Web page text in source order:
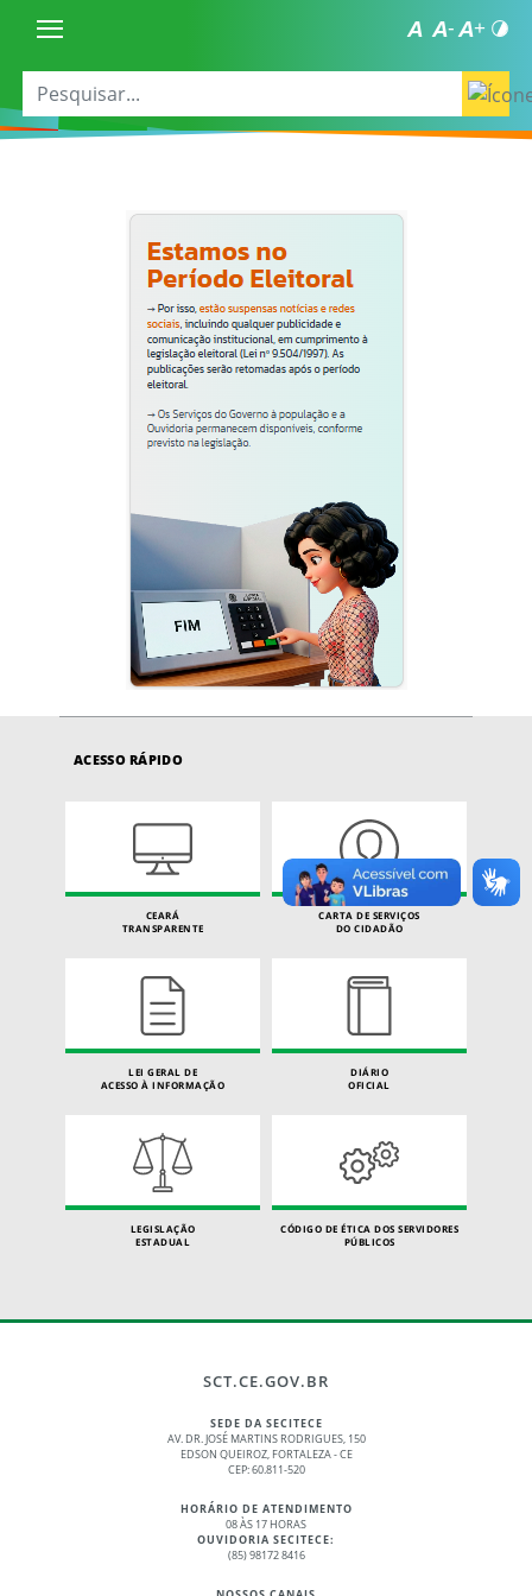
ACESSO RÁPIDO
CEARÁ
TRANSPARENTE
CARTA DE SERVIÇOS
DO CIDADÃO
LEI GERAL DE
ACESSO À INFORMAÇÃO
DIÁRIO
OFICIAL
LEGISLAÇÃO
ESTADUAL
CÓDIGO DE ÉTICA DOS SERVIDORES
PÚBLICOS
SCT.CE.GOV.BR
SEDE DA SECITECE
AV. DR. JOSÉ MARTINS RODRIGUES, 150
EDSON QUEIROZ, FORTALEZA - CE
CEP: 60.811-520
HORÁRIO DE ATENDIMENTO
08 ÀS 17 HORAS
OUVIDORIA SECITECE:
(85) 98172 8416